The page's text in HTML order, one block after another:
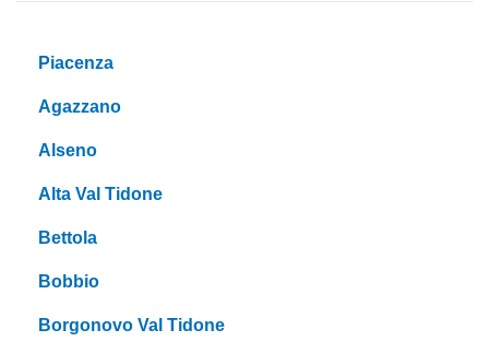
Piacenza
Agazzano
Alseno
Alta Val Tidone
Bettola
Bobbio
Borgonovo Val Tidone